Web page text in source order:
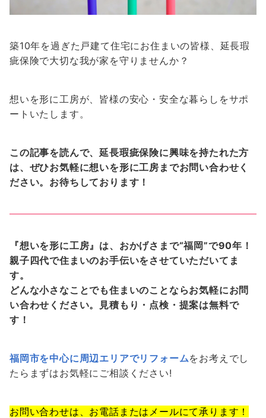
築10年を過ぎた戸建て住宅にお住まいの皆様、延長瑕
疵保険で大切な我が家を守りませんか？
想いを形に工房が、皆様の安心・安全な暮らしをサポ
ートいたします。
この記事を読んで、延長瑕疵保険に興味を持たれた方
は、ぜひお気軽に想いを形に工房までお問い合わせく
ださい。お待ちしております！
『想いを形に工房』は、おかげさまで“福岡”で90年！
親子四代で住まいのお手伝いをさせていただいてま
す。
どんな小さなことでも住まいのことならお気軽にお問
い合わせください。見積もり・点検・提案は無料で
す！
福岡市を中心に周辺エリアでリフォームをお考えでし
たらまずはお気軽にご相談ください!
お問い合わせは、お電話またはメールにて承ります！